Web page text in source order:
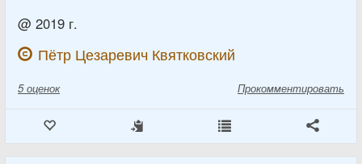
@ 2019 г.
Пётр Цезаревич Квятковский
5 оценок Прокомментировать